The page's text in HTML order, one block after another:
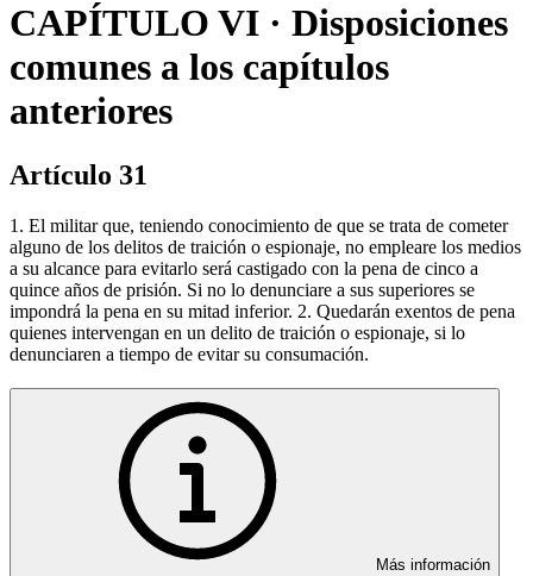
CAPÍTULO VI · Disposiciones
comunes a los capítulos
anteriores
Artículo 31
1. El militar que, teniendo conocimiento de que se trata de cometer
alguno de los delitos de traición o espionaje, no empleare los medios
a su alcance para evitarlo será castigado con la pena de cinco a
quince años de prisión. Si no lo denunciare a sus superiores se
impondrá la pena en su mitad inferior. 2. Quedarán exentos de pena
quienes intervengan en un delito de traición o espionaje, si lo
denunciaren a tiempo de evitar su consumación.
Más información